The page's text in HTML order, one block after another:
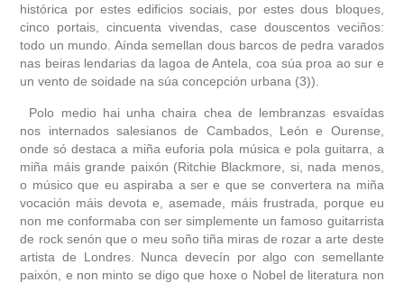
histórica por estes edificios sociais, por estes dous bloques,
cinco portais, cincuenta vivendas, case douscentos veciños:
todo un mundo. Aínda semellan dous barcos de pedra varados
nas beiras lendarias da lagoa de Antela, coa súa proa ao sur e
un vento de soidade na súa concepción urbana (3)).
Polo medio hai unha chaira chea de lembranzas esvaídas
nos internados salesianos de Cambados, León e Ourense,
onde só destaca a miña euforia pola música e pola guitarra, a
miña máis grande paixón (Ritchie Blackmore, si, nada menos,
o músico que eu aspiraba a ser e que se convertera na miña
vocación máis devota e, asemade, máis frustrada, porque eu
non me conformaba con ser simplemente un famoso guitarrista
de rock senón que o meu soño tiña miras de rozar a arte deste
artista de Londres. Nunca devecín por algo con semellante
paixón, e non minto se digo que hoxe o Nobel de literatura non